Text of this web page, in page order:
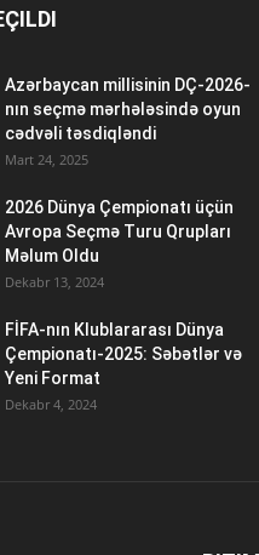
Azərbaycan millisinin DÇ-2026-
nın seçmə mərhələsində oyun
cədvəli təsdiqləndi
Mart 24, 2025
2026 Dünya Çempionatı üçün
Avropa Seçmə Turu Qrupları
Məlum Oldu
Dekabr 13, 2024
FİFA-nın Klublararası Dünya
Çempionatı-2025: Səbətlər və
Yeni Format
Dekabr 4, 2024